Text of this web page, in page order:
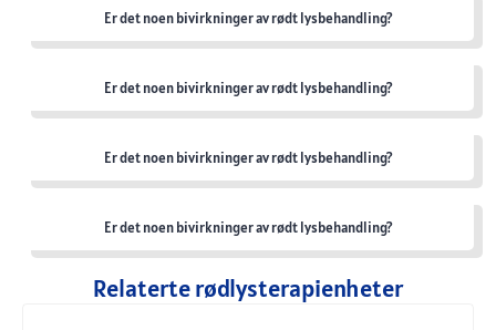
Er det noen bivirkninger av rødt lysbehandling?
Er det noen bivirkninger av rødt lysbehandling?
Er det noen bivirkninger av rødt lysbehandling?
Er det noen bivirkninger av rødt lysbehandling?
Relaterte rødlysterapienheter